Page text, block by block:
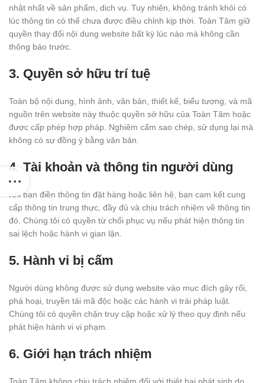
nhật nhất về sản phẩm, dịch vụ. Tuy nhiên, không tránh khỏi có
lúc thông tin có thể chưa được điều chỉnh kịp thời. Toàn Tâm giữ
quyền thay đổi nội dung website bất kỳ lúc nào mà không cần
thông báo trước.
3. Quyền sở hữu trí tuệ
Toàn bộ nội dung, hình ảnh, văn bản, thiết kế, biểu tượng, và mã
nguồn trên website này thuộc quyền sở hữu của Toàn Tâm hoặc
được cấp phép hợp pháp. Nghiêm cấm sao chép, sử dụng lại mà
không có sự đồng ý bằng văn bản.
4. Tài khoản và thông tin người dùng
Khi bạn điền thông tin đặt hàng hoặc liên hệ, bạn cam kết cung
cấp thông tin trung thực, đầy đủ và chịu trách nhiệm về thông tin
đó. Chúng tôi có quyền từ chối phục vụ nếu phát hiện thông tin
sai lệch hoặc hành vi gian lận.
5. Hành vi bị cấm
Người dùng không được sử dụng website vào mục đích gây rối,
phá hoại, truyền tải mã độc hoặc các hành vi trái pháp luật.
Chúng tôi có quyền chặn truy cập hoặc xử lý theo quy định nếu
phát hiện hành vi vi phạm.
6. Giới hạn trách nhiệm